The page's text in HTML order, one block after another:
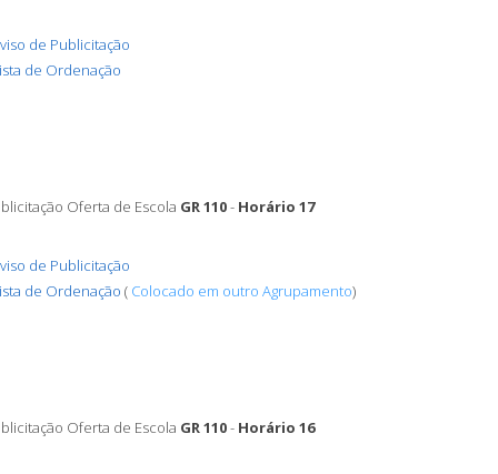
de Publicitação
de Ordenação
Oferta de Escola GR 110- Horário 17
de Publicitação
de Ordenação ( Colocado em outro Agrupamento)
Oferta de Escola GR 110- Horário 16